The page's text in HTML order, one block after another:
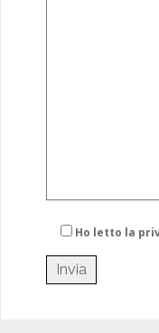
Ho letto la